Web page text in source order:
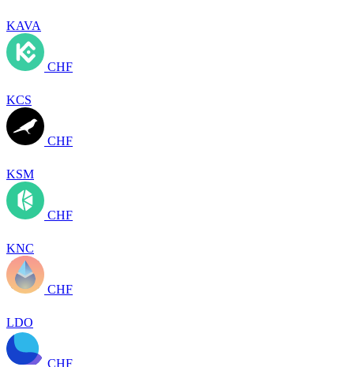
KAVA
CHF
KCS
CHF
KSM
CHF
KNC
CHF
LDO
CHF